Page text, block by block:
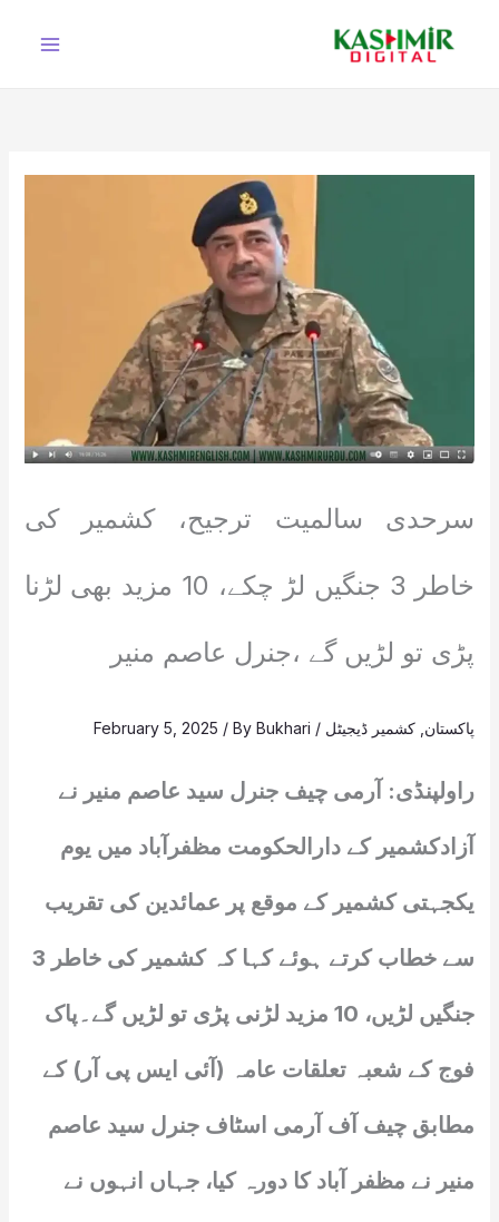
سرحدی سالمیت ترجیح، کشمیر کی
خاطر 3 جنگیں لڑ چکے، 10 مزید بھی لڑنا
پڑی تو لڑیں گے ،جنرل عاصم منیر
پاکستان کشمیر ڈیجیٹل /
February 5, 2025 / ByBukhari
راولپنڈی: آرمی چیف جنرل سید عاصم منیر نے
آزادکشمیر کے دارالحکومت مظفرآباد میں یوم
یکجہتی کشمیر کے موقع پر عمائدین کی تقریب
سے خطاب کرتے ہوئے کہا کہ کشمیر کی خاطر 3
جنگیں لڑیں، 10 مزید لڑنی پڑی تو لڑیں گے۔پاک
فوج کے شعبہ تعلقات عامہ (آئی ایس پی آر) کے
مطابق چیف آف آرمی اسٹاف جنرل سید عاصم
منیر نے مظفر آباد کا دورہ کیا، جہاں انہوں نے